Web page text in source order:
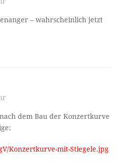
– wahrscheinlich jetzt
dem Bau der Konzertkurve
Konzertkurve-mit-Stiegele.jpg